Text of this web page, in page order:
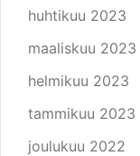
huhtikuu 2023
maaliskuu 2023
helmikuu 2023
tammikuu 2023
joulukuu 2022